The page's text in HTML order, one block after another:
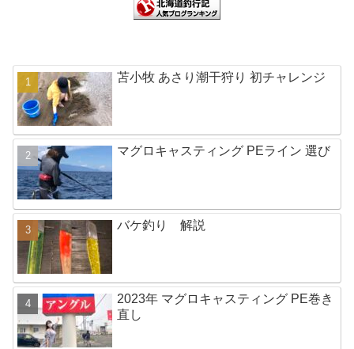
苫小牧 あさり潮干狩り 初チャレンジ
マグロキャスティング PEライン 選び
バケ釣り 解説
2023年 マグロキャスティング PE巻き
直し